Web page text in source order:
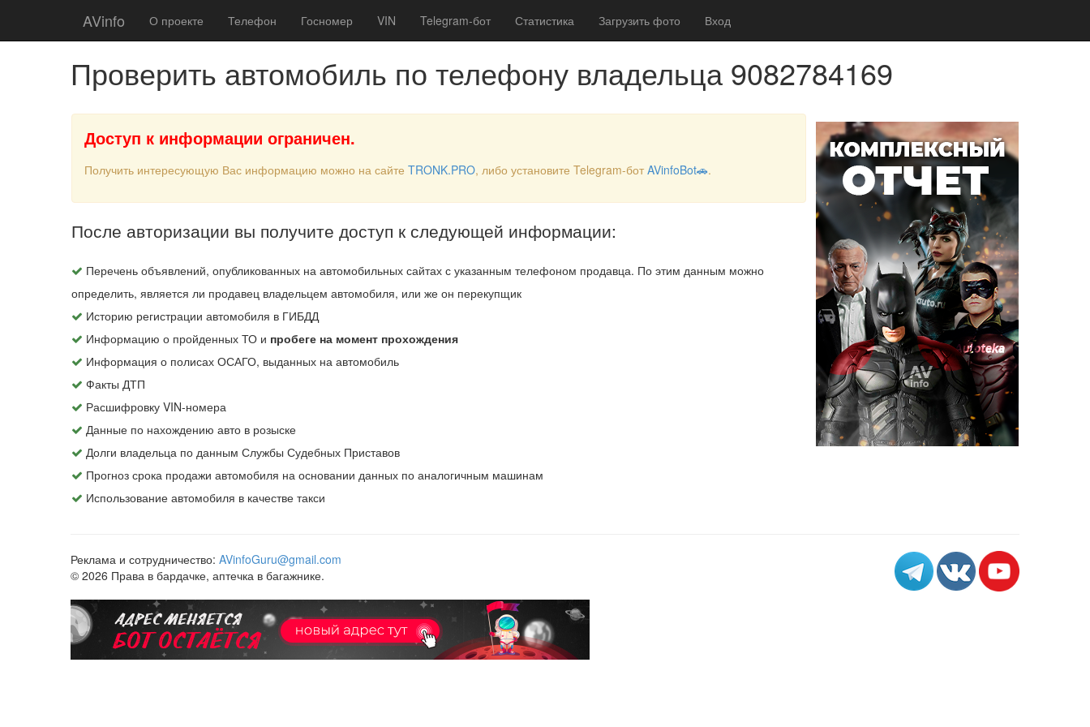
AVinfo О проекте Телефон Госномер VIN Telegram-бот Статистика Загрузить фото Вход
Проверить автомобиль по телефону владельца 9082784169
Доступ к информации ограничен.
Получить интересующую Вас информацию можно на сайте TRONK.PRO, либо установите Telegram-бот AVinfoBot🚗.
После авторизации вы получите доступ к следующей информации:
Перечень объявлений, опубликованных на автомобильных сайтах с указанным телефоном продавца. По этим данным можно
определить, является ли продавец владельцем автомобиля, или же он перекупщик
Историю регистрации автомобиля в ГИБДД
Информацию о пройденных ТО и пробеге на момент прохождения
Информация о полисах ОСАГО, выданных на автомобиль
Факты ДТП
Расшифровку VIN-номера
Данные по нахождению авто в розыске
Долги владельца по данным Службы Судебных Приставов
Прогноз срока продажи автомобиля на основании данных по аналогичным машинам
Использование автомобиля в качестве такси
Реклама и сотрудничество: AVinfoGuru@gmail.com
© 2026 Права в бардачке, аптечка в багажнике.